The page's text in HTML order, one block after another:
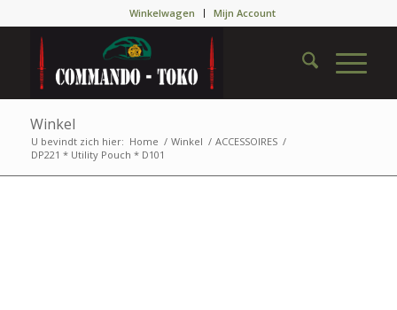
Winkelwagen Mijn Account
Winkel
U bevindt zich hier: Home / Winkel / ACCESSOIRES /
DP221 * Utility Pouch * D101